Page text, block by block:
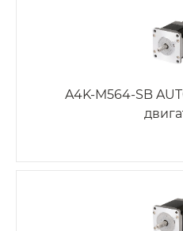
A4K-M564-SB